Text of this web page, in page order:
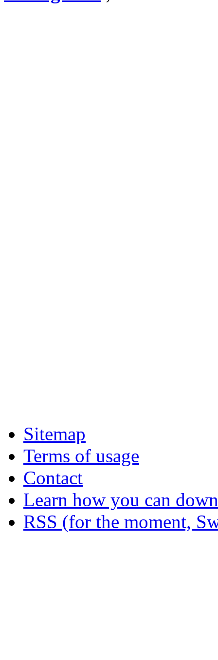
Sitemap
Terms of usage
Contact
Learn how you can
RSS (for the moment,